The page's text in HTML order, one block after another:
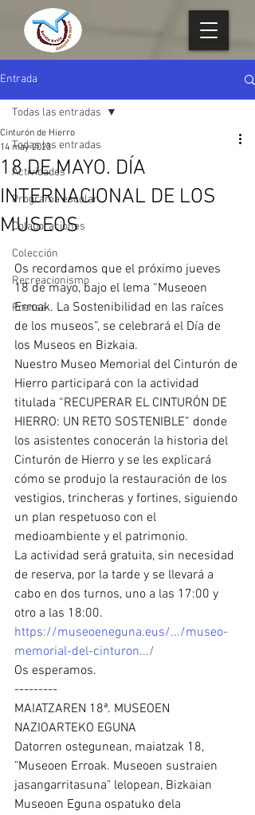
Entrada
Todas las entradas
Actividades
Programa escolar
Colaboraciones
Colección
Recreacionismo
Prensa
Todas las entradas
18 DE MAYO. DÍA
INTERNACIONAL DE LOS
MUSEOS
Cinturón de Hierro
14 may 2023
Os recordamos que el próximo jueves
18 de mayo, bajo el lema “Museoen
Erroak. La Sostenibilidad en las raíces
de los museos”, se celebrará el Día de
los Museos en Bizkaia.
Nuestro Museo Memorial del Cinturón de
Hierro participará con la actividad
titulada “RECUPERAR EL CINTURÓN DE
HIERRO: UN RETO SOSTENIBLE” donde
los asistentes conocerán la historia del
Cinturón de Hierro y se les explicará
cómo se produjo la restauración de los
vestigios, trincheras y fortines, siguiendo
un plan respetuoso con el
medioambiente y el patrimonio.
La actividad será gratuita, sin necesidad
de reserva, por la tarde y se llevará a
cabo en dos turnos, uno a las 17:00 y
otro a las 18:00.
https://museoeneguna.eus/.../museo-
memorial-del-cinturon.../
Os esperamos.
---------
MAIATZAREN 18ª. MUSEOEN
NAZIOARTEKO EGUNA
Datorren ostegunean, maiatzak 18,
"Museoen Erroak. Museoen sustraien
jasangarritasuna" lelopean, Bizkaian
Museoen Eguna ospatuko dela